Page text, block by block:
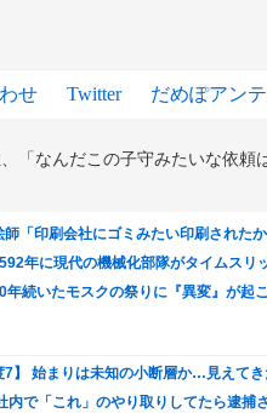
せ Twitter だめぽアン
「なんだこの子守みたいな依